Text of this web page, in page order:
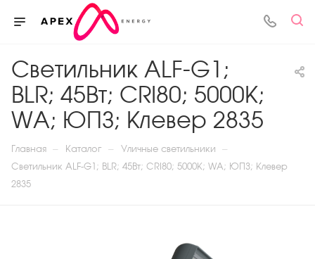
Светильник ALF-G1;
BLR; 45Вт; CRI80; 5000K;
WA; ЮПЗ; Клевер 2835
Главная — Каталог — Уличные светильники —
Светильник ALF-G1; BLR; 45Вт; CRI80; 5000K; WA; ЮПЗ; Клевер
2835